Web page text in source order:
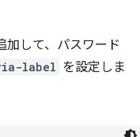
加して、パスワード
label を設定しま